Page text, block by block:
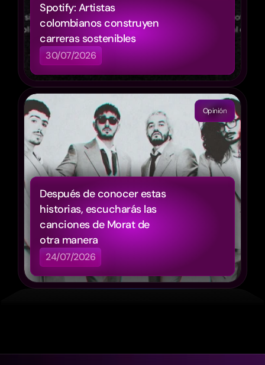
Spotify: Artistas
colombianos construyen
carreras sostenibles
30/07/2026
Después de conocer estas
historias, escucharás las
canciones de Morat de
otra manera
24/07/2026
Opinión